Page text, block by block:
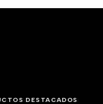
DESTACADOS